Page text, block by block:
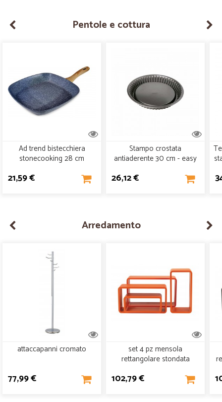
Pentole e cottura
Ad trend bistecchiera
stonecooking 28 cm
21,59 €
Stampo crostata
antiaderente 30 cm - easy
26,12 €
Arredamento
attaccapanni cromato
77,99 €
set 4 pz mensola
rettangolare stondata
102,79 €